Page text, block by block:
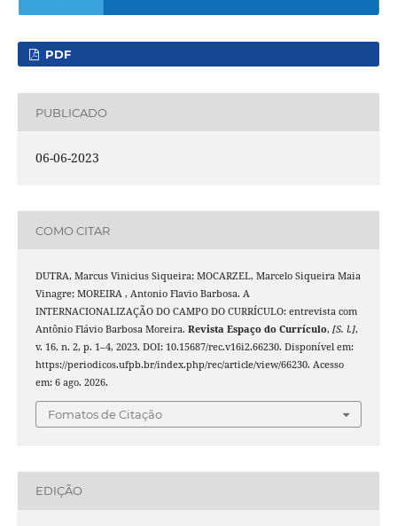
PDF
PUBLICADO
06-06-2023
COMO CITAR
DUTRA, Marcus Vinicius Siqueira; MOCARZEL, Marcelo Siqueira Maia
Vinagre; MOREIRA , Antonio Flavio Barbosa. A
INTERNACIONALIZAÇÃO DO CAMPO DO CURRÍCULO: entrevista com
Antônio Flávio Barbosa Moreira. Revista Espaço do Currículo, [S. l.],
v. 16, n. 2, p. 1–4, 2023. DOI: 10.15687/rec.v16i2.66230. Disponível em:
https://periodicos.ufpb.br/index.php/rec/article/view/66230. Acesso
em: 6 ago. 2026.
Fomatos de Citação
EDIÇÃO